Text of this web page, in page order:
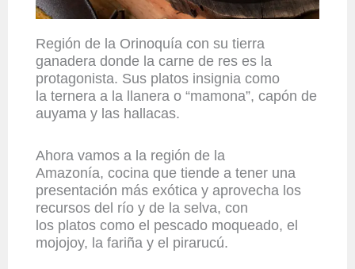
Región de la Orinoquía con su tierra
ganadera donde la carne de res es la
protagonista. Sus platos insignia como
la ternera a la llanera o “mamona”, capón de
auyama y las hallacas.
Ahora vamos a la región de la
Amazonía, cocina que tiende a tener una
presentación más exótica y aprovecha los
recursos del río y de la selva, con
los platos como el pescado moqueado, el
mojojoy, la fariña y el pirarucú.